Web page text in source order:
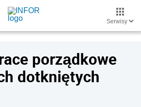
Serwisy
porządkowe
dotkniętych